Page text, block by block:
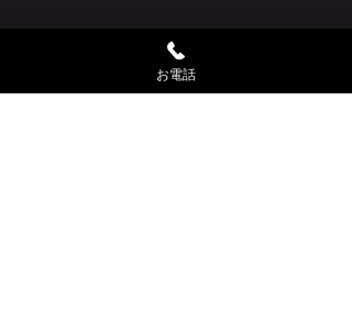
お電話